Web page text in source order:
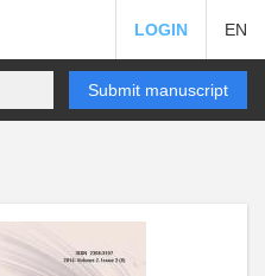
LOGIN EN
Submit manuscript